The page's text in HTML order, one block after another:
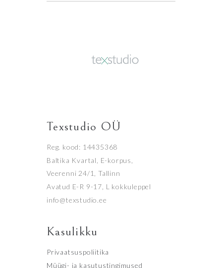
Texstudio OÜ
Reg. kood: 14435368
Baltika Kvartal, E-korpus,
Veerenni 24/1, Tallinn
Avatud E-R 9-17, L kokkuleppel
info@texstudio.ee
Kasulikku
Privaatsuspoliitika
Müügi- ja kasutustingimused